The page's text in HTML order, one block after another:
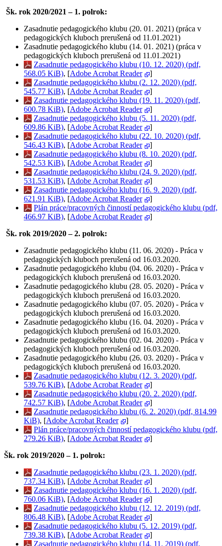
Šk. rok 2020/2021 – 1. polrok:
Zasadnutie pedagogického klubu (20. 01. 2021) (práca v
pedagogických kluboch prerušená od 11.01.2021)
Zasadnutie pedagogického klubu (14. 01. 2021) (práca v
pedagogických kluboch prerušená od 11.01.2021)
Zasadnutie pedagogického klubu (10. 12. 2020) (pdf,
568.05 KiB), [Adobe Acrobat Reader
]
Zasadnutie pedagogického klubu (2. 12. 2020) (pdf,
545.77 KiB), [Adobe Acrobat Reader
]
Zasadnutie pedagogického klubu (19. 11. 2020) (pdf,
600.78 KiB), [Adobe Acrobat Reader
]
Zasadnutie pedagogického klubu (5. 11. 2020) (pdf,
609.86 KiB), [Adobe Acrobat Reader
]
Zasadnutie pedagogického klubu (22. 10. 2020) (pdf,
546.43 KiB), [Adobe Acrobat Reader
]
Zasadnutie pedagogického klubu (8. 10. 2020) (pdf,
542.53 KiB), [Adobe Acrobat Reader
]
Zasadnutie pedagogického klubu (24. 9. 2020) (pdf,
531.53 KiB), [Adobe Acrobat Reader
]
Zasadnutie pedagogického klubu (16. 9. 2020) (pdf,
621.91 KiB), [Adobe Acrobat Reader
]
Plán práce/pracovných činností pedagogického klubu (pdf,
466.97 KiB), [Adobe Acrobat Reader
]
Šk. rok 2019/2020 – 2. polrok:
Zasadnutie pedagogického klubu (11. 06. 2020) - Práca v
pedagogických kluboch prerušená od 16.03.2020.
Zasadnutie pedagogického klubu (04. 06. 2020) - Práca v
pedagogických kluboch prerušená od 16.03.2020.
Zasadnutie pedagogického klubu (28. 05. 2020) - Práca v
pedagogických kluboch prerušená od 16.03.2020.
Zasadnutie pedagogického klubu (07. 05. 2020) - Práca v
pedagogických kluboch prerušená od 16.03.2020.
Zasadnutie pedagogického klubu (16. 04. 2020) - Práca v
pedagogických kluboch prerušená od 16.03.2020.
Zasadnutie pedagogického klubu (02. 04. 2020) - Práca v
pedagogických kluboch prerušená od 16.03.2020.
Zasadnutie pedagogického klubu (26. 03. 2020) - Práca v
pedagogických kluboch prerušená od 16.03.2020.
Zasadnutie pedagogického klubu (12. 3. 2020) (pdf,
539.76 KiB), [Adobe Acrobat Reader
]
Zasadnutie pedagogického klubu (20. 2. 2020) (pdf,
742.57 KiB), [Adobe Acrobat Reader
]
Zasadnutie pedagogického klubu (6. 2. 2020) (pdf, 814.99
KiB), [Adobe Acrobat Reader
]
Plán práce/pracovných činností pedagogického klubu (pdf,
279.26 KiB), [Adobe Acrobat Reader
]
Šk. rok 2019/2020 – 1. polrok:
Zasadnutie pedagogického klubu (23. 1. 2020) (pdf,
737.34 KiB), [Adobe Acrobat Reader
]
Zasadnutie pedagogického klubu (16. 1. 2020) (pdf,
760.06 KiB), [Adobe Acrobat Reader
]
Zasadnutie pedagogického klubu (12. 12. 2019) (pdf,
806.48 KiB), [Adobe Acrobat Reader
]
Zasadnutie pedagogického klubu (5. 12. 2019) (pdf,
739.38 KiB), [Adobe Acrobat Reader
]
Zasadnutie pedagogického klubu (14. 11. 2019) (pdf,